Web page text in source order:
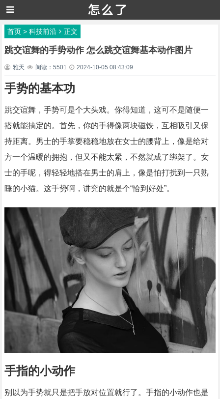
首页> 科技前沿 正文
跳交谊舞的手势动作 怎么跳交谊舞基本动作图片
雅天 阅读：5501 2024-10-05 08:43:09
手势的基本功
跳交谊舞，手势可是个大头戏。你得知道，这可不是随便一
搭就能搞定的。首先，你的手得像两块磁铁，互相吸引又保
持距离。男士的手掌要稳稳地放在女士的腰背上，像是给对
方一个温暖的拥抱，但又不能太紧，不然就成了绑架了。女
士的手呢，得轻轻地搭在男士的肩上，像是怕打扰到一只熟
睡的小猫。这手势啊，讲究的就是个“恰到好处”。
手指的小动作
别以为手势就只是把手放对位置就行了。手指的小动作也是